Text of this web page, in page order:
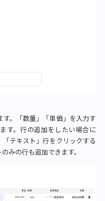
。
「数量」「単価」を入力す
す。行の追加をしたい場合に
テキスト」行をクリックする
みの行も追加できます。